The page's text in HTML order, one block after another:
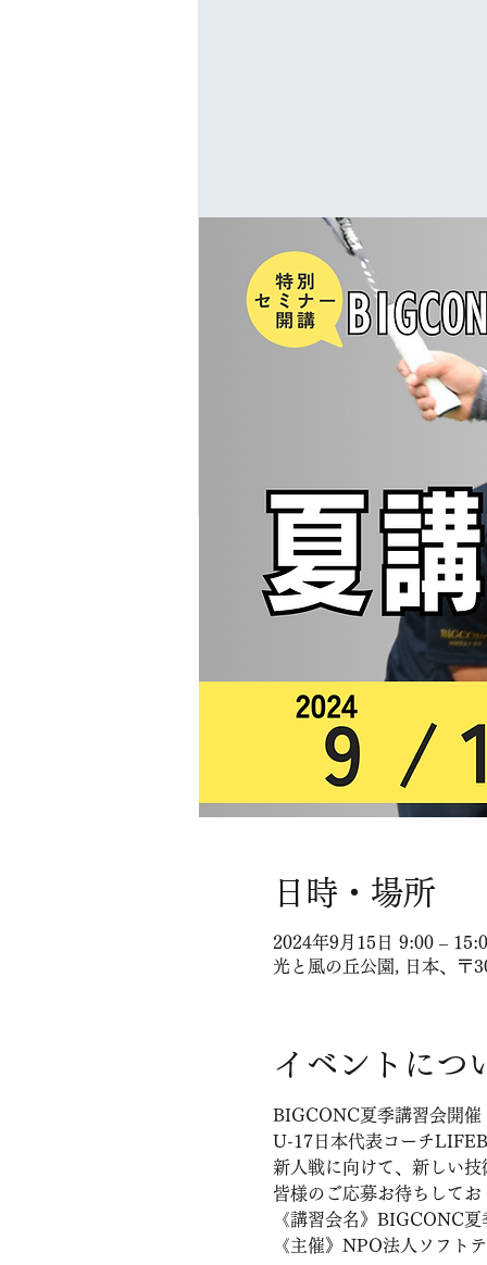
日時・場所
2024年9月15日 9:00 –
光と風の丘公園, 日本、〒
イベントにつ
BIGCONC夏季講習会開催
U-17日本代表コーチ
新人戦に向けて、新しい
皆様のご応募お待ちしてお
《講習会名》BIGCONC夏
《主催》NPO法人ソフト